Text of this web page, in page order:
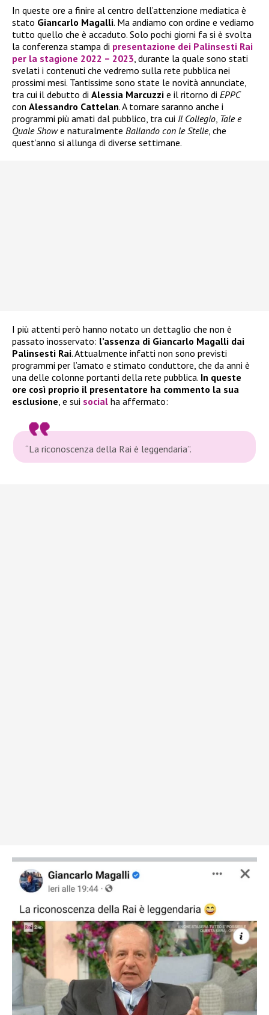
In queste ore a finire al centro dell’attenzione mediatica è
stato Giancarlo Magalli. Ma andiamo con ordine e vediamo
tutto quello che è accaduto. Solo pochi giorni fa si è svolta
la conferenza stampa di presentazione dei Palinsesti Rai
per la stagione 2022 – 2023, durante la quale sono stati
svelati i contenuti che vedremo sulla rete pubblica nei
prossimi mesi. Tantissime sono state le novità annunciate,
tra cui il debutto di Alessia Marcuzzi e il ritorno di EPPC
con Alessandro Cattelan. A tornare saranno anche i
programmi più amati dal pubblico, tra cui Il Collegio, Tale e
Quale Showe naturalmente Ballando con le Stelle, che
quest’anno si allunga di diverse settimane.
I più attenti però hanno notato un dettaglio che non è
passato inosservato: l’assenza di Giancarlo Magalli dai
Palinsesti Rai. Attualmente infatti non sono previsti
programmi per l’amato e stimato conduttore, che da anni è
una delle colonne portanti della rete pubblica. In queste
ore così proprio il presentatore ha commento la sua
esclusione, e sui social ha affermato:
“La riconoscenza della Rai è leggendaria”.